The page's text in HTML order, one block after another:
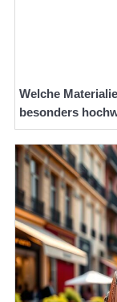
Welche
besonders